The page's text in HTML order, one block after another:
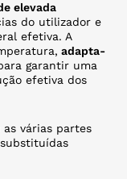
elevada
do utilizador e
efetiva. A
adapta-
garantir uma
efetiva dos
várias partes